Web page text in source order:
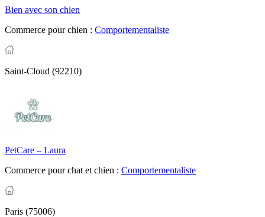
Bien avec son chien
Commerce pour chien : Comportementaliste
Saint-Cloud (92210)
PetCare – Laura
Commerce pour chat et chien : Comportementaliste
Paris (75006)